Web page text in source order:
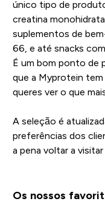
único tipo de
creatina
suplementos de
66, e até snacks
É um bom ponto de
que a Myprotein
queres ver o que
A seleção é
preferências dos
a pena voltar a visitar
Os nossos